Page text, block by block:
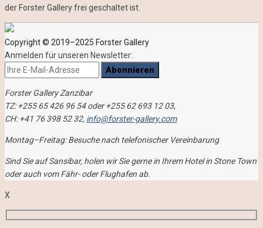
der Forster Gallery frei geschaltet ist.
Copyright © 2019–2025 Forster Gallery
Anmelden für unseren Newsletter:
Forster Gallery Zanzibar
TZ: +255 65 426 96 54 oder +255 62 693 12 03,
CH: +41 76 398 52 32, info@forster-gallery.com
Montag–Freitag: Besuche nach telefonischer Vereinbarung
Sind Sie auf Sansibar, holen wir Sie gerne in Ihrem Hotel in Stone Town
oder auch vom Fähr- oder Flughafen ab.
X